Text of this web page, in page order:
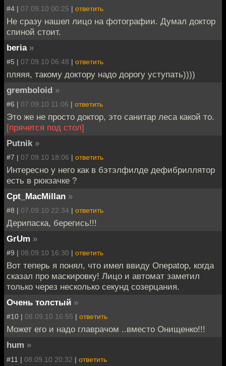
#4 | 07.09.10 00:25 | ответить
Не сразу нашел лицо на фотографии. Думал доктор
спиной стоит.
beria »
#5 | 07.09.10 06:48 | ответить
пляяя, такому доктору надо дорогу уступать))))
gremboloid »
#6 | 07.09.10 11:06 | ответить
Это же не просто доктор, это санитар леса какой то.
[прячется под стол]
Putnik »
#7 | 07.09.10 18:06 | ответить
Интересно у него как в бэтэлфилде дефибриллятор
есть в рюкзачке ?
Cpt_MacMillan »
#8 | 07.09.10 22:34 | ответить
Дерипаска, берегись!!!
GrUm »
#9 | 08.09.10 16:30 | ответить
Вот теперь я понял, что имел ввиду Onepatop, когда
сказал про маскировку! Лицо и автомат заметил
только через несколько секунд созерцания.
Очень толстый »
#10 | 08.09.10 16:55 | ответить
Может его и надо главрачом ..вместо Онищенко!!!
hum »
#11 | 08.09.10 20:32 | ответить